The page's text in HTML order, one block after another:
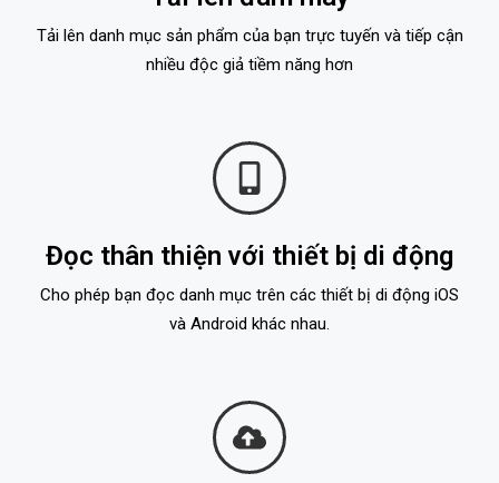
Tải lên danh mục sản phẩm của bạn trực tuyến và tiếp cận
nhiều độc giả tiềm năng hơn
Đọc thân thiện với thiết bị di động
Cho phép bạn đọc danh mục trên các thiết bị di động iOS
và Android khác nhau.